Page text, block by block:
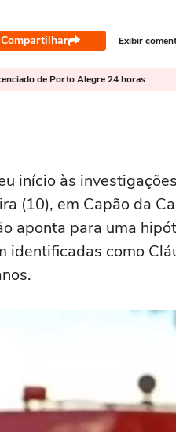
Compartilhar Exibir
de Porto Alegre 24 horas
início às
(10), em Capão da
aponta para uma
identificadas como